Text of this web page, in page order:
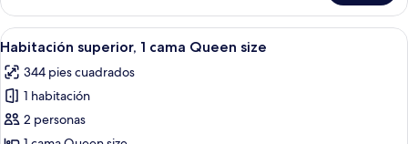
y
sofá
cama
ejecutiva,
cama
size
y
sofá
cama
Abrir
todas
las
fotos
de
Una habitación de hotel con una
16
Habitación superior, 1 cama Queen size
344 pies cuadrados
1 habitación
2 personas